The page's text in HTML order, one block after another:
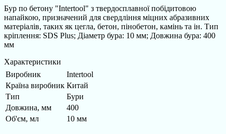
Бур по бетону "Intertool" з твердосплавної побідитовою
напайкою, призначений для свердління міцних абразивних
матеріалів, таких як цегла, бетон, пінобетон, камінь та ін. Тип
кріплення: SDS Plus; Діаметр бура: 10 мм; Довжина бура: 400
мм
Характеристики
Виробник
Intertool
Країна виробник Китай
Тип
Бури
Довжина, мм
400
Об'єм, мл
10 мм